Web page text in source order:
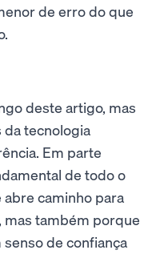
de erro do que
deste artigo, mas
tecnologia
Em parte
de todo o
caminho para
também porque
de confiança